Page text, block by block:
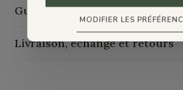
Guide d'entretien
Livraison, échange et retours
MODIFIER LES